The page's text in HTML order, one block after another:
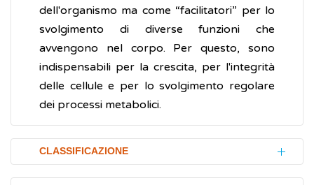
dell'organismo ma come “facilitatori” per lo
svolgimento di diverse funzioni che
avvengono nel corpo. Per questo, sono
indispensabili per la crescita, per l'integrità
delle cellule e per lo svolgimento regolare
dei processi metabolici.
CLASSIFICAZIONE